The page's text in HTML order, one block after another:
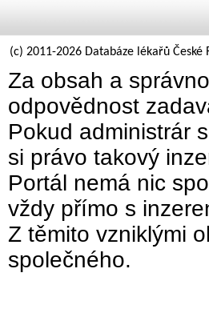
(c) 2011-2026 Databáze lékařů České
Za obsah a
odpovědnost
Pokud administrár
si právo takový
Portál nemá nic
vždy přímo s
Z těmito vzniklými
společného.